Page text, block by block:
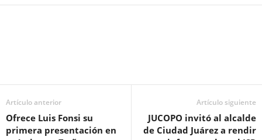
Artículo anterior
Ofrece Luis Fonsi su
primera presentación en
Artículo siguiente
JUCOPO invitó al alcalde
de Ciudad Juárez a rendir